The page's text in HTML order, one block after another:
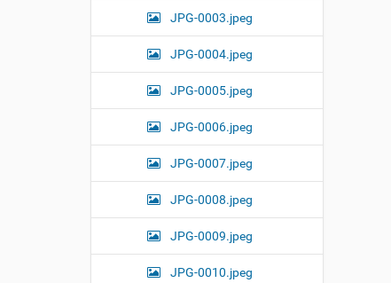
JPG-0003.jpeg
JPG-0004.jpeg
JPG-0005.jpeg
JPG-0006.jpeg
JPG-0007.jpeg
JPG-0008.jpeg
JPG-0009.jpeg
JPG-0010.jpeg